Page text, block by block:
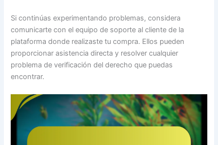
Si continúas experimentando problemas, considera
comunicarte con el equipo de soporte al cliente de la
plataforma donde realizaste tu compra. Ellos pueden
proporcionar asistencia directa y resolver cualquier
problema de verificación del derecho que puedas
encontrar.